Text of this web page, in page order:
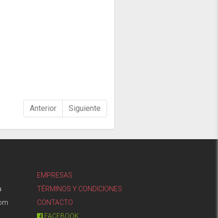
Anterior
Siguiente
EMPRESAS
TÉRMINOS Y CONDICIONES
CONTACTO
FACEBOOK